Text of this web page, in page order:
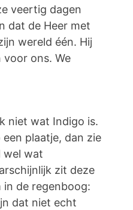
veertig dagen
dat de Heer met
wereld één. Hij
ons. We
niet wat Indigo is.
plaatje, dan zie
wel wat
zit deze
in de regenboog:
dat niet echt